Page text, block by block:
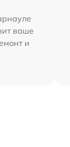
ваше
и